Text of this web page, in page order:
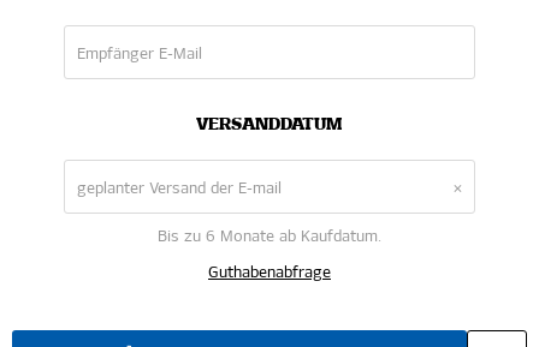
VERSANDDATUM
×
Bis zu 6 Monate ab Kaufdatum.
Guthabenabfrage